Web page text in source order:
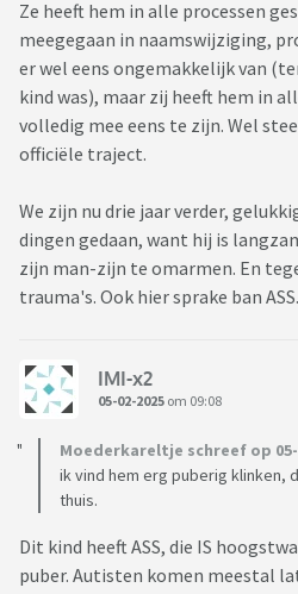
Alles uitgezocht online en via
communities. Diens bubbel is
een beetje het gevoel (man en ik)
mee omgaat mee besmet raakt.
De illegale weg is al gezocht, de
mogelijkheden van de diagnose
wachtlijsten kunnen skippen. Er
onder de zon dan ik ooit weet van
niet goed.
jongensachtig en had altijd
jong seksueel actief mee was.
opleiding ging doen in de
het uiterlijk en vrij snel kwam dit
pubertijd speelt dit niet en nu die
Ze heeft hem in alle processen
meegegaan in naamswijziging,
er wel eens ongemakkelijk van
kind was), maar zij heeft hem in
volledig mee eens te zijn. Wel
officiële traject.
We zijn nu drie jaar verder,
dingen gedaan, want hij is
zijn man-zijn te omarmen. En
trauma's. Ook hier sprake ban ASS.
IMI-x2
05-02-2025 om 09:08
Moederkareltje schreef op 05-
ik vind hem erg puberig klinken,
thuis.
Dit kind heeft ASS, die IS
puber. Autisten komen meestal